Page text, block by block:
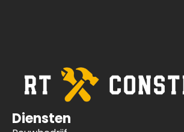
Diensten